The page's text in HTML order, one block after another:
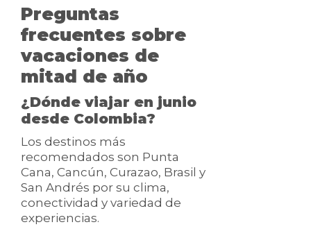
Preguntas
frecuentes sobre
vacaciones de
mitad de año
¿Dónde viajar en junio
desde Colombia?
Los destinos más
recomendados son Punta
Cana, Cancún, Curazao, Brasil y
San Andrés por su clima,
conectividad y variedad de
experiencias.